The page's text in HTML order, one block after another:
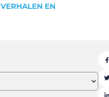
VERHALEN EN